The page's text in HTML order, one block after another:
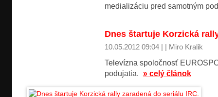
medializáciu pred samotným
Dnes štartuje Korzická
10.05.2012 09:04 | | Miro Kralik
Televízna spoločnosť
podujatia. » celý článok